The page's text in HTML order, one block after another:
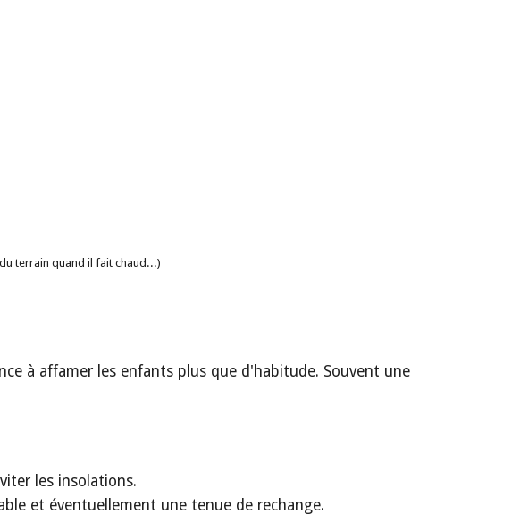
terrain quand il fait chaud...)
à affamer les enfants plus que d'habitude. Souvent une
les insolations.
et éventuellement une tenue de rechange.